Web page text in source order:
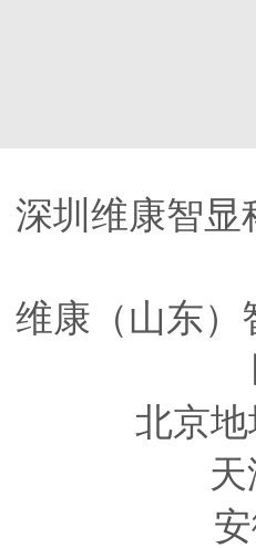
深圳维康智
维康（山东
北京
天